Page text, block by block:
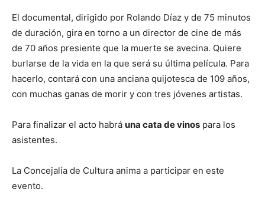
El documental, dirigido por Rolando Díaz y de 75 minutos
de duración, gira en torno a un director de cine de más
de 70 años presiente que la muerte se avecina. Quiere
burlarse de la vida en la que será su última película. Para
hacerlo, contará con una anciana quijotesca de 109 años,
con muchas ganas de morir y con tres jóvenes artistas.
Para finalizar el acto habrá una cata de vinos para los
asistentes.
La Concejalía de Cultura anima a participar en este
evento.